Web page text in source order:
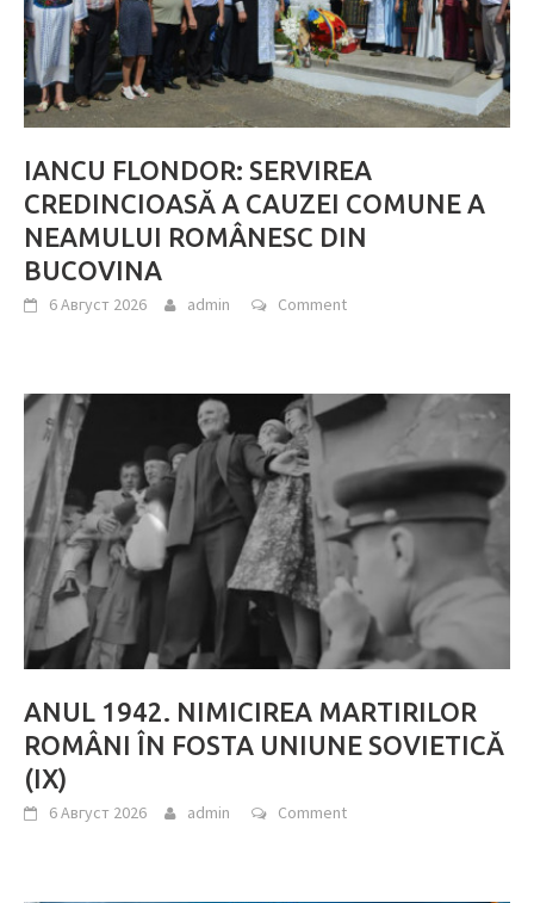
IANCU FLONDOR: SERVIREA
CREDINCIOASĂ A CAUZEI COMUNE A
NEAMULUI ROMÂNESC DIN
BUCOVINA
6 Август 2026 admin Comment
ANUL 1942. NIMICIREA MARTIRILOR
ROMÂNI ÎN FOSTA UNIUNE SOVIETICĂ
(IX)
6 Август 2026 admin Comment